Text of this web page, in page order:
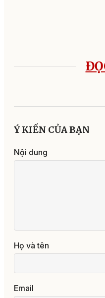
Ý KIẾN CỦA BẠN
Nội dung
Họ và tên
Email